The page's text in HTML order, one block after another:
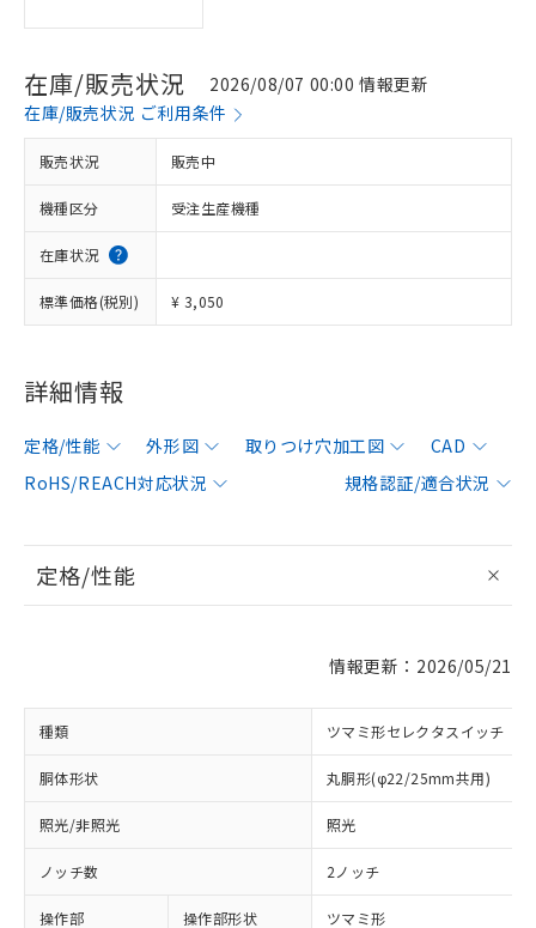
在庫/販売状況
2026/08/07 00:00 情報更新
在庫/販売状況 ご利用条件
販売状況 販売中
機種区分 受注生産機種
在庫状況
標準価格(税別) ¥ 3,050
詳細情報
定格/性能 外形図 取りつけ穴加工図
CAD
RoHS/REACH対応状況
規格認証/適合状況
定格/性能
情報更新：2026/05/21
種類 ツマミ形セレクタスイッチ
胴体形状 丸胴形(φ22/25mm共用)
照光/非照光 照光
ノッチ数 2ノッチ
操作部 操作部形状 ツマミ形